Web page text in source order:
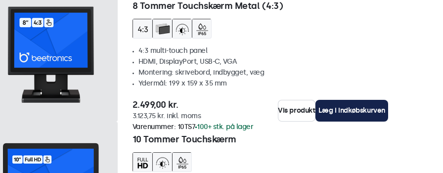
8 Tommer Touchskærm Metal (4:3)
4:3 multi-touch panel
HDMI, DisplayPort, USB-C, VGA
Montering: skrivebord, indbygget, væg
Ydermål: 199 x 159 x 35 mm
2.499,00 kr.
3.123,75 kr. inkl. moms
Vis produkt Læg i indkøbskurven
10 Tommer Touchskærm
Varenummer: 10TS7 100+ stk. på lager